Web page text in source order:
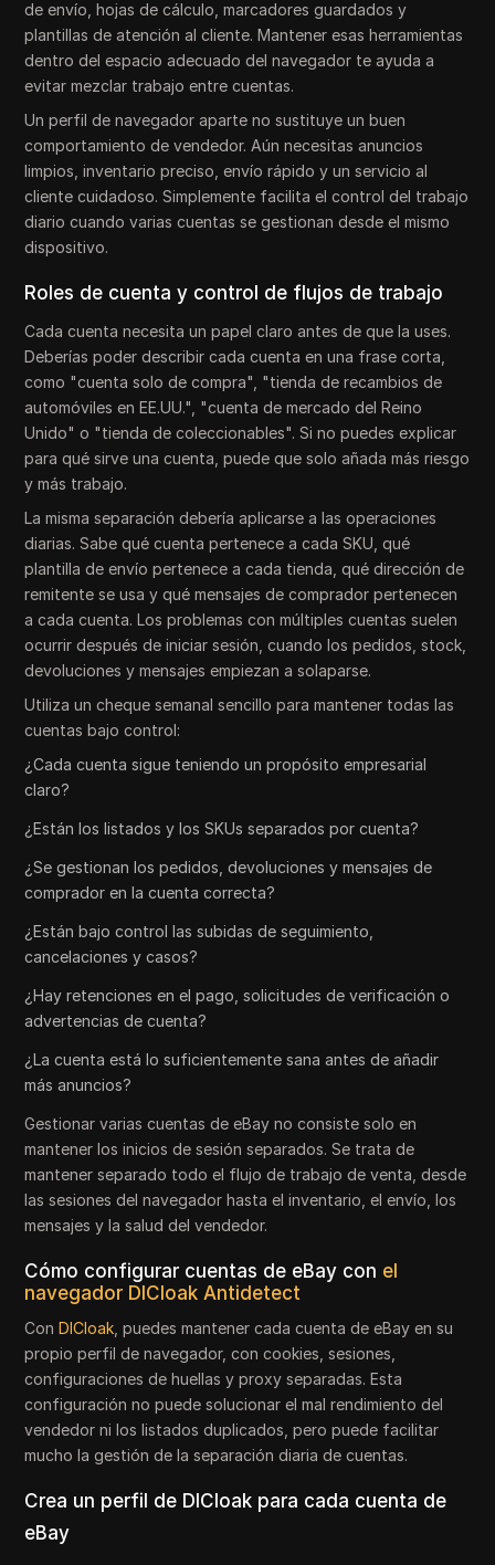
de envío, hojas de cálculo, marcadores guardados y
plantillas de atención al cliente. Mantener esas herramientas
dentro del espacio adecuado del navegador te ayuda a
evitar mezclar trabajo entre cuentas.
Un perfil de navegador aparte no sustituye un buen
comportamiento de vendedor. Aún necesitas anuncios
limpios, inventario preciso, envío rápido y un servicio al
cliente cuidadoso. Simplemente facilita el control del trabajo
diario cuando varias cuentas se gestionan desde el mismo
dispositivo.
Roles de cuenta y control de flujos de trabajo
Cada cuenta necesita un papel claro antes de que la uses.
Deberías poder describir cada cuenta en una frase corta,
como "cuenta solo de compra", "tienda de recambios de
automóviles en EE.UU.", "cuenta de mercado del Reino
Unido" o "tienda de coleccionables". Si no puedes explicar
para qué sirve una cuenta, puede que solo añada más riesgo
y más trabajo.
La misma separación debería aplicarse a las operaciones
diarias. Sabe qué cuenta pertenece a cada SKU, qué
plantilla de envío pertenece a cada tienda, qué dirección de
remitente se usa y qué mensajes de comprador pertenecen
a cada cuenta. Los problemas con múltiples cuentas suelen
ocurrir después de iniciar sesión, cuando los pedidos, stock,
devoluciones y mensajes empiezan a solaparse.
Utiliza un cheque semanal sencillo para mantener todas las
cuentas bajo control:
¿Cada cuenta sigue teniendo un propósito empresarial
claro?
¿Están los listados y los SKUs separados por cuenta?
¿Se gestionan los pedidos, devoluciones y mensajes de
comprador en la cuenta correcta?
¿Están bajo control las subidas de seguimiento,
cancelaciones y casos?
¿Hay retenciones en el pago, solicitudes de verificación o
advertencias de cuenta?
¿La cuenta está lo suficientemente sana antes de añadir
más anuncios?
Gestionar varias cuentas de eBay no consiste solo en
mantener los inicios de sesión separados. Se trata de
mantener separado todo el flujo de trabajo de venta, desde
las sesiones del navegador hasta el inventario, el envío, los
mensajes y la salud del vendedor.
Cómo configurar cuentas de eBay con el
navegador DICloak Antidetect
ConDICloak , puedes mantener cada cuenta de eBay en su
propio perfil de navegador, con cookies, sesiones,
configuraciones de huellas y proxy separadas. Esta
configuración no puede solucionar el mal rendimiento del
vendedor ni los listados duplicados, pero puede facilitar
mucho la gestión de la separación diaria de cuentas.
Crea un perfil de DICloak para cada cuenta de
eBay